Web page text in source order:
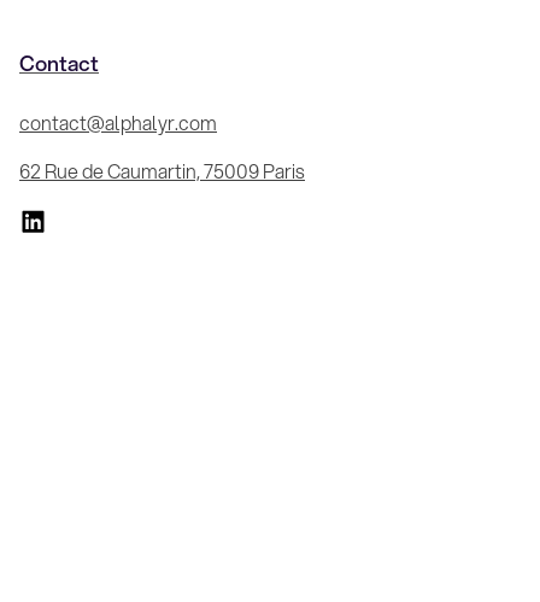
Contact
contact@alphalyr.com
62 Rue de Caumartin, 75009 Paris